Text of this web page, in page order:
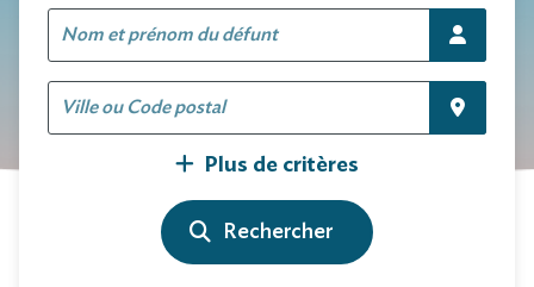
Plus de critères